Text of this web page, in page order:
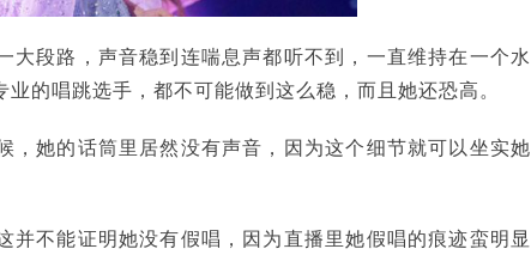
大段路，声音稳到连喘息声都听不到，一直维持在一个水
的唱跳选手，都不可能做到这么稳，而且她还恐高。
，她的话筒里居然没有声音，因为这个细节就可以坐实她
并不能证明她没有假唱，因为直播里她假唱的痕迹蛮明显